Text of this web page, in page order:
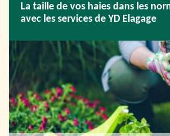
La taille de vos haies dans les
avec les services de YD Elagage